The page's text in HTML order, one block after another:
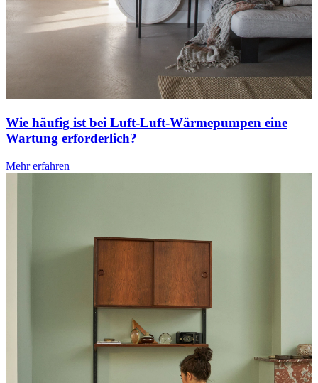
Wie häufig ist bei Luft-Luft-Wärmepumpen eine
Wartung erforderlich?
Mehr erfahren